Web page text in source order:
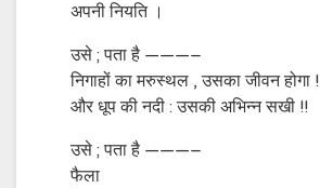
अपनी नियति ।
उसे ; पता है ———–
निगाहों का मरुस्थल , उसका जीवन होगा !
और धूप की नदी : उसकी अभिन्न सखी !!
उसे ; पता है ———–
फैला